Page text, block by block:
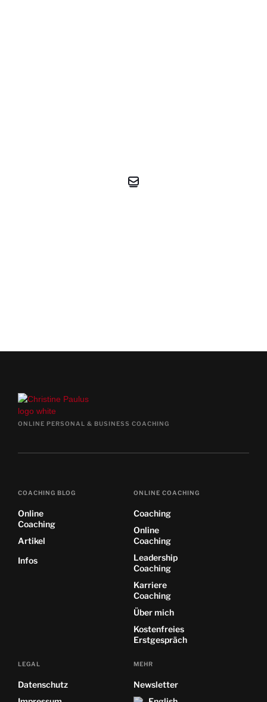
ONLINE PERSONAL & BUSINESS COACHING
COACHING BLOG
Online
Coaching
Artikel
Infos
ONLINE COACHING
Coaching
Online
Coaching
Leadership
Coaching
Karriere
Coaching
Über mich
Kostenfreies
Erstgespräch
LEGAL
Datenschutz
MEHR
Newsletter